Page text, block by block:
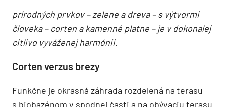
Kombinácia
prírodných prvkov – zelene a dreva – s výtvormi
človeka – corten a kamenné platne – je v dokonalej
citlivo vyváženej harmónii.